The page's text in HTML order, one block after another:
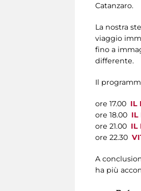
Catanzaro.
La nostra
viaggio
fino a
differente.
Il
ore 17.00 IL
ore 18.00 IL
ore 21.00 IL
ore 22.30
A
ha più